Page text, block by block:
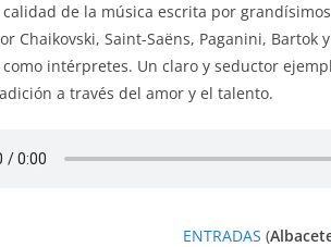
de la música escrita por
Chaikovski, Saint-Saëns, Paganini,
intérpretes. Un claro y seductor
a través del amor y el talento.
ENTRADAS (